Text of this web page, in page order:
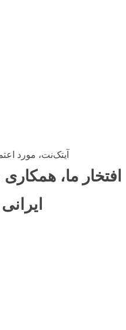
آیتک‌نت، مورد
افتخار ما،